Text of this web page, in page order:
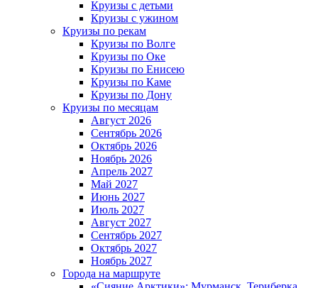
Круизы с детьми
Круизы с ужином
Круизы по рекам
Круизы по Волге
Круизы по Оке
Круизы по Енисею
Круизы по Каме
Круизы по Дону
Круизы по месяцам
Август 2026
Сентябрь 2026
Октябрь 2026
Ноябрь 2026
Апрель 2027
Май 2027
Июнь 2027
Июль 2027
Август 2027
Сентябрь 2027
Октябрь 2027
Ноябрь 2027
Города на маршруте